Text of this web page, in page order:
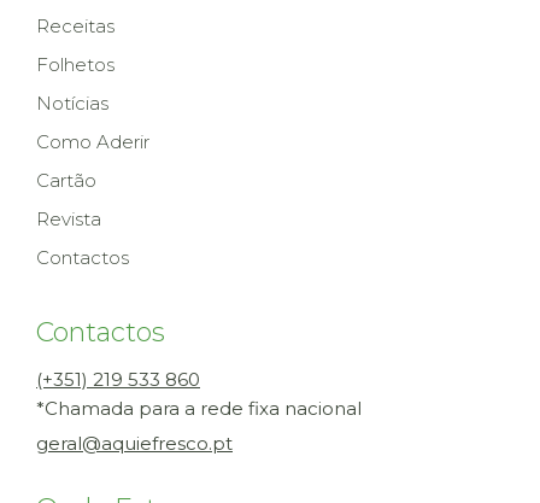
Receitas
Folhetos
Notícias
Como Aderir
Cartão
Revista
Contactos
Contactos
(+351) 219 533 860
*Chamada para a rede fixa nacional
geral@aquiefresco.pt